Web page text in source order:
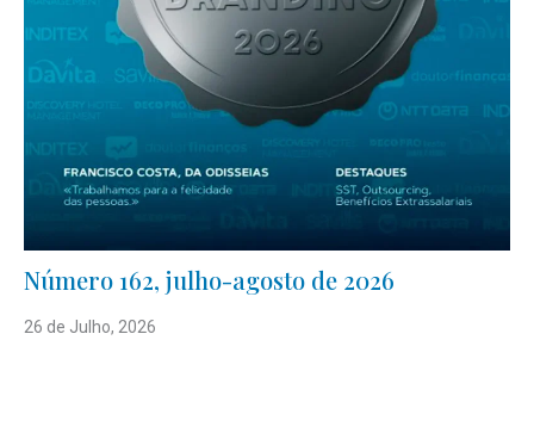
Número 162, julho-agosto de 2026
26 de Julho, 2026